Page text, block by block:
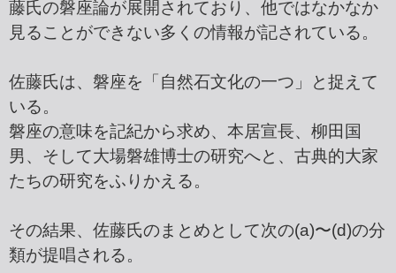
藤氏の磐座論が展開されており、他ではなかなか
見ることができない多くの情報が記されている。
佐藤氏は、磐座を「自然石文化の一つ」と捉えて
いる。
磐座の意味を記紀から求め、本居宣長、柳田国
男、そして大場磐雄博士の研究へと、古典的大家
たちの研究をふりかえる。
その結果、佐藤氏のまとめとして次の(a)〜(d)の分
類が提唱される。